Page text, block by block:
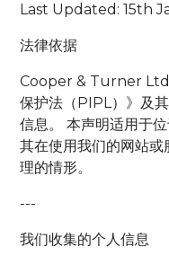
Last Updated: 15th
法律依据
Cooper & Turner Ltd
保护法（PIPL）》及
信息。 本声明适用于
其在使用我们的网站
理的情形。
---
我们收集的个人信息